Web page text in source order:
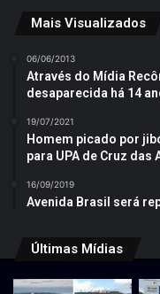
Mais Visualizados
06/06/2013
Através do Mídia
desaparecida há 14
19/07/2021
Homem picado por
para UPA de Cruz das
16/09/2019
Avenida Brasil será
Últimas Mídias